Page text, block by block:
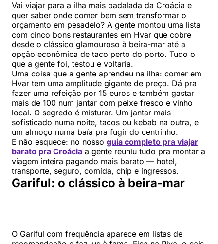
Vai viajar para a ilha mais badalada da Croácia e
quer saber onde comer bem sem transformar o
orçamento em pesadelo? A gente montou uma lista
com cinco bons restaurantes em Hvar que cobre
desde o clássico glamouroso à beira-mar até a
opção econômica de taco perto do porto. Tudo o
que a gente foi, testou e voltaria.
Uma coisa que a gente aprendeu na ilha: comer em
Hvar tem uma amplitude gigante de preço. Dá pra
fazer uma refeição por 15 euros e também gastar
mais de 100 num jantar com peixe fresco e vinho
local. O segredo é misturar. Um jantar mais
sofisticado numa noite, tacos ou kebab na outra, e
um almoço numa baía pra fugir do centrinho.
E não esquece: no nosso guia completo pra viajar
barato pra Croácia a gente reuniu tudo pra montar a
viagem inteira pagando mais barato — hotel,
transporte, seguro, comida, chip e ingressos.
Gariful: o clássico à beira-mar
O Gariful com frequência aparece em listas de